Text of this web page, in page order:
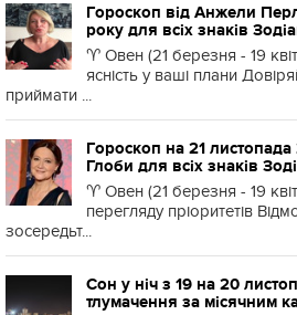
Гороскоп від Анжели
року для всіх знаків
♈️ Овен (21 березня - 19
ясність у ваші плани
приймати ...
Гороскоп на 21
Глоби для всіх знаків
♈️ Овен (21 березня - 19
перегляду пріоритетів
зосередьт...
Сон у ніч з 19 на 20
тлумачення за місячним